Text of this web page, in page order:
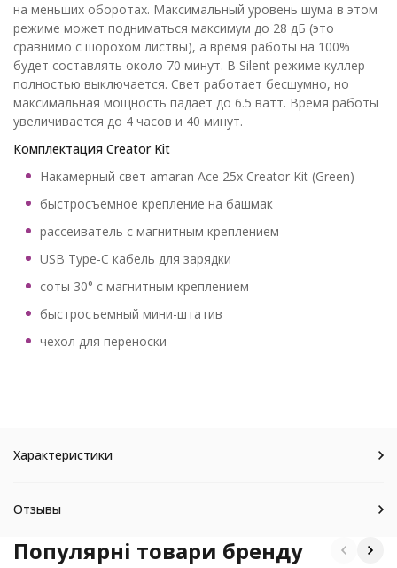
на меньших оборотах. Максимальный уровень шума в этом
режиме может подниматься максимум до 28 дБ (это
сравнимо с шорохом листвы), а время работы на 100%
будет составлять около 70 минут. В Silent режиме куллер
полностью выключается. Свет работает бесшумно, но
максимальная мощность падает до 6.5 ватт. Время работы
увеличивается до 4 часов и 40 минут.
Комплектация Creator Kit
Накамерный свет amaran Ace 25x Creator Kit (Green)
быстросъемное крепление на башмак
рассеиватель с магнитным креплением
USB Type-C кабель для зарядки
соты 30° с магнитным креплением
быстросъемный мини-штатив
чехол для переноски
Характеристики
Отзывы
Популярні товари бренду